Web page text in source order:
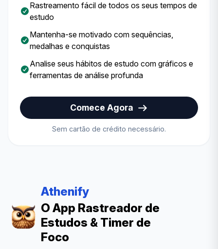
Rastreamento fácil de todos os seus tempos de
estudo
Mantenha-se motivado com sequências,
medalhas e conquistas
Analise seus hábitos de estudo com gráficos e
ferramentas de análise profunda
Comece Agora
Sem cartão de crédito necessário.
Athenify
O App Rastreador de
Estudos & Timer de
Foco